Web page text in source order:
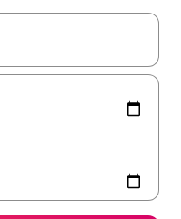
ylös- ja alas-